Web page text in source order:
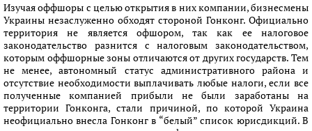
Изучая оффшоры с целью открытия в них компании, бизнесмены
Украины незаслуженно обходят стороной Гонконг. Официально
территория не является офшором, так как ее налоговое
законодательство разнится с налоговым законодательством,
которым оффшорные зоны отличаются от других государств. Тем
не менее, автономный статус административного района и
отсутствие необходимости выплачивать любые налоги, если все
полученные компанией прибыли не были заработаны на
территории Гонконга, стали причиной, по которой Украина
неофициально внесла Гонконг в “белый” список юрисдикций. В